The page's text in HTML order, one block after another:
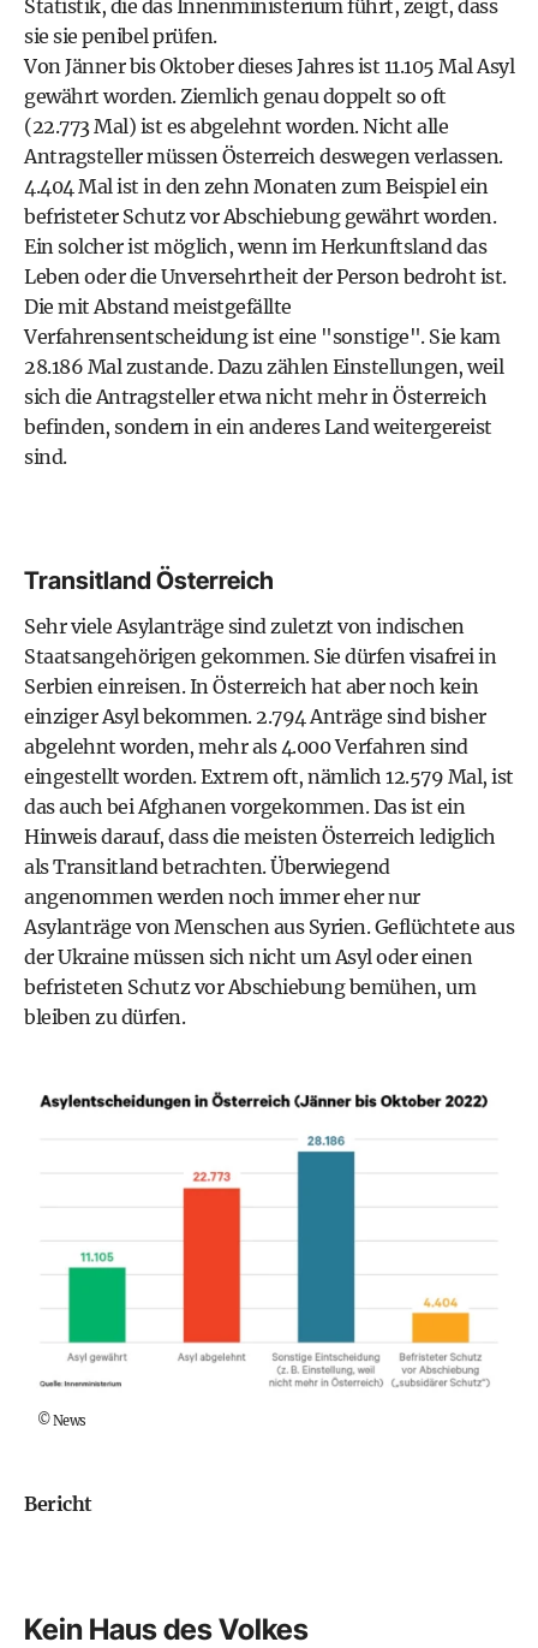
Statistik, die das Innenministerium führt, zeigt, dass
sie sie penibel prüfen.
Von Jänner bis Oktober dieses Jahres ist 11.105 Mal Asyl
gewährt worden. Ziemlich genau doppelt so oft
(22.773 Mal) ist es abgelehnt worden. Nicht alle
Antragsteller müssen Österreich deswegen verlassen.
4.404 Mal ist in den zehn Monaten zum Beispiel ein
befristeter Schutz vor Abschiebung gewährt worden.
Ein solcher ist möglich, wenn im Herkunftsland das
Leben oder die Unversehrtheit der Person bedroht ist.
Die mit Abstand meistgefällte
Verfahrensentscheidung ist eine "sonstige". Sie kam
28.186 Mal zustande. Dazu zählen Einstellungen, weil
sich die Antragsteller etwa nicht mehr in Österreich
befinden, sondern in ein anderes Land weitergereist
sind.
Transitland Österreich
Sehr viele Asylanträge sind zuletzt von indischen
Staatsangehörigen gekommen. Sie dürfen visafrei in
Serbien einreisen. In Österreich hat aber noch kein
einziger Asyl bekommen. 2.794 Anträge sind bisher
abgelehnt worden, mehr als 4.000 Verfahren sind
eingestellt worden. Extrem oft, nämlich 12.579 Mal, ist
das auch bei Afghanen vorgekommen. Das ist ein
Hinweis darauf, dass die meisten Österreich lediglich
als Transitland betrachten. Überwiegend
angenommen werden noch immer eher nur
Asylanträge von Menschen aus Syrien. Geflüchtete aus
der Ukraine müssen sich nicht um Asyl oder einen
befristeten Schutz vor Abschiebung bemühen, um
bleiben zu dürfen.
©News
Bericht
Kein Haus des Volkes